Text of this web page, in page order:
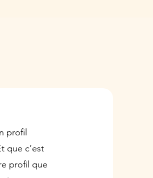
profil
que c’est
profil que